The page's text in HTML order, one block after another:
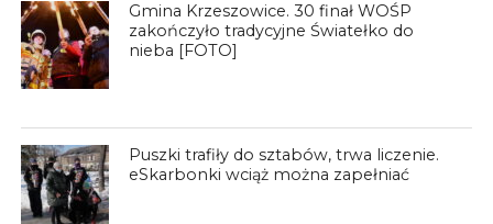
Gmina Krzeszowice. 30 finał WOŚP
zakończyło tradycyjne Światełko do
nieba [FOTO]
Puszki trafiły do sztabów, trwa liczenie.
eSkarbonki wciąż można zapełniać